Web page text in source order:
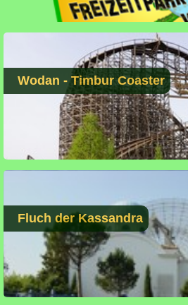
Wodan - Timbur Coaster
Fluch der Kassandra